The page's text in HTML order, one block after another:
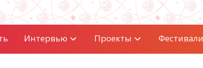
Интервью Проекты Фестивали